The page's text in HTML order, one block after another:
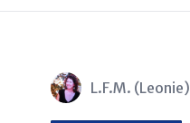
L.F.M.